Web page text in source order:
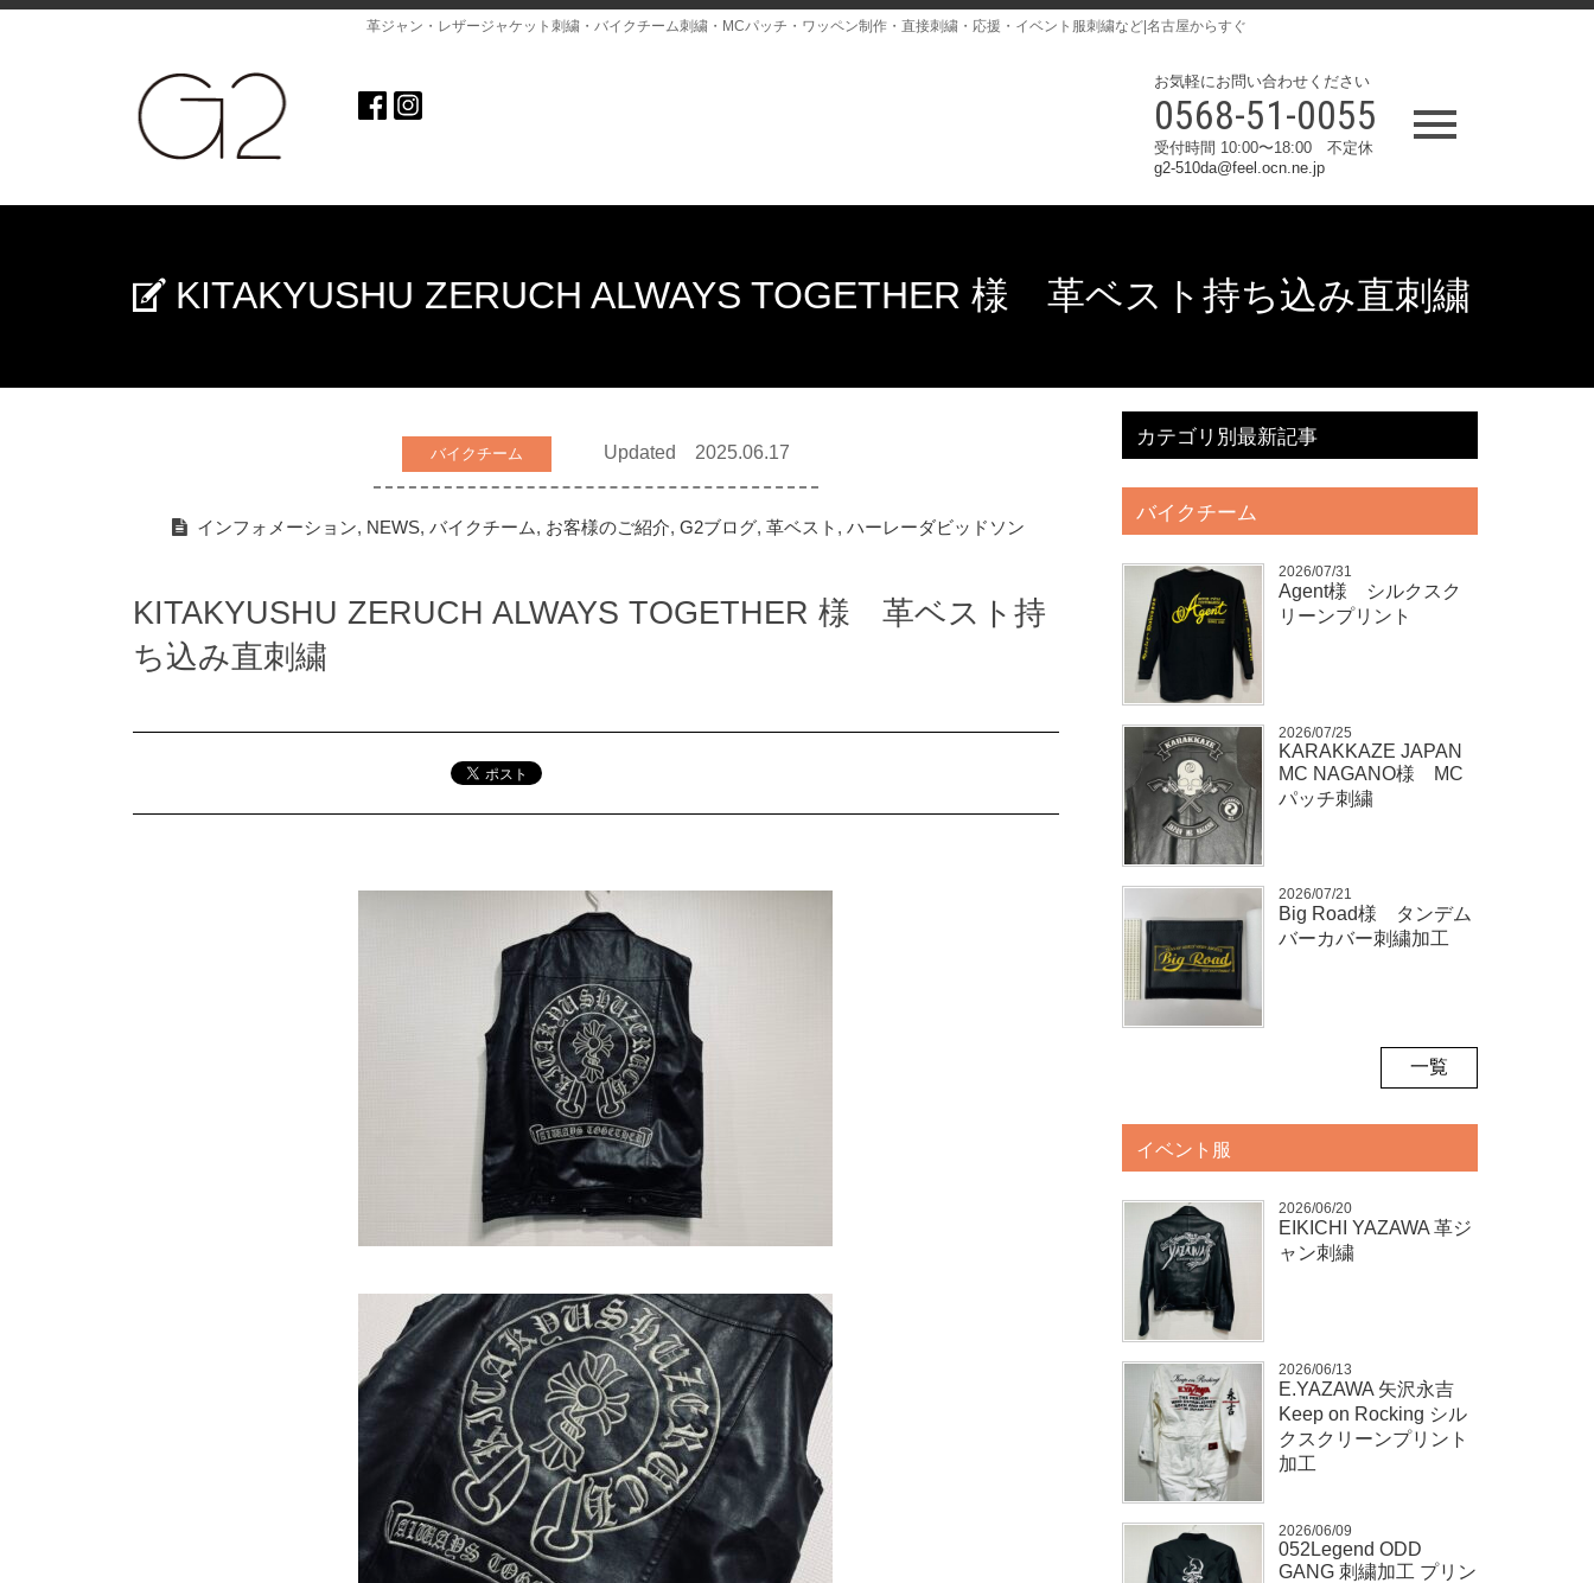
革ジャン・レザージャケット刺繍・バイクチーム刺繍・MCパッチ・ワッペン制作・直接刺繍・応援・イベント服刺繍など|名古屋からすぐ
お気軽にお問い合わせください
0568-51-0055
受付時間 10:00〜18:00 不定休
g2-510da@feel.ocn.ne.jp
KITAKYUSHU ZERUCH ALWAYS TOGETHER 様 革ベスト持ち込み直刺繍
バイクチーム Updated 2025.06.17
インフォメーション, NEWS, バイクチーム, お客様のご紹介, G2ブログ, 革ベスト , ハーレーダビッドソン
KITAKYUSHU ZERUCH ALWAYS TOGETHER 様 革ベスト持
ち込み直刺繍
カテゴリ別最新記事
バイクチーム
2026/07/31
Agent様 シルクスク
リーンプリント
2026/07/25
KARAKKAZE JAPAN
MC NAGANO様 MC
パッチ刺繍
2026/07/21
Big Road様 タンデム
バーカバー刺繍加工
一覧
イベント服
2026/06/20
EIKICHI YAZAWA 革ジ
ャン刺繍
2026/06/13
E.YAZAWA 矢沢永吉
Keep on Rocking シル
クスクリーンプリント
加工
2026/06/09
052Legend ODD
GANG 刺繍加工 プリン